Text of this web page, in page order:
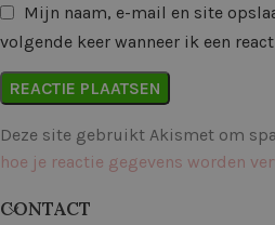
Mijn naam, e-mail en site
volgende keer wanneer ik een
Deze site gebruikt Akismet om
hoe je reactie gegevens worden
CONTACT